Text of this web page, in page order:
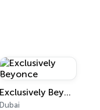
Exclusively Beyonce
Dubai